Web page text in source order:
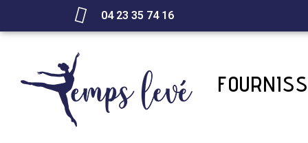
04 23 35 74 16